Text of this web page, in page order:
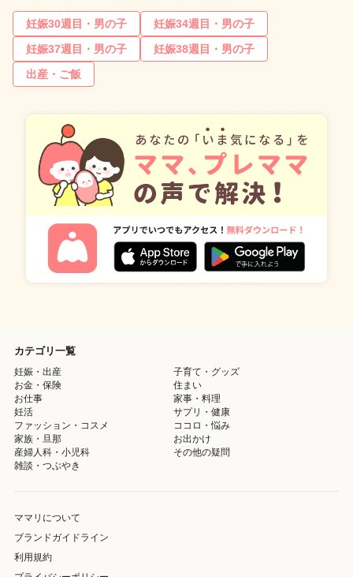
妊娠30週目・男の子
妊娠34週目・男の子
妊娠37週目・男の子
妊娠38週目・男の子
出産・ご飯
カテゴリ一覧
妊娠・出産
子育て・グッズ
お金・保険
住まい
お仕事
家事・料理
妊活
サプリ・健康
ファッション・コスメ
ココロ・悩み
家族・旦那
お出かけ
産婦人科・小児科
その他の疑問
雑談・つぶやき
ママリについて
ブランドガイドライン
利用規約